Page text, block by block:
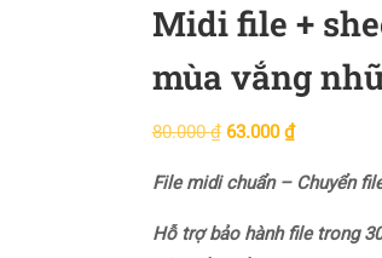
Midi file +
mùa vắng
80.000₫ 63.000₫
File midi chuẩn – Chuyển
Hỗ trợ bảo hành file trong